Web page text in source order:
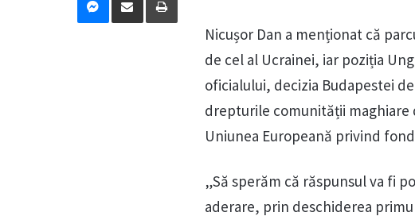
Nicușor Dan a menționat că
de cel al Ucrainei, iar poziția
oficialului, decizia Budapestei
drepturile comunității maghiare
Uniunea Europeană privind
„Să sperăm că răspunsul va fi
aderare, prin deschiderea